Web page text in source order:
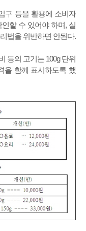
구 등을 활용에 소비자
할 수 있어야 하며, 실
법을 위반하면 안된다.
등의 고기는 100g 단위
을 함께 표시하도록 했